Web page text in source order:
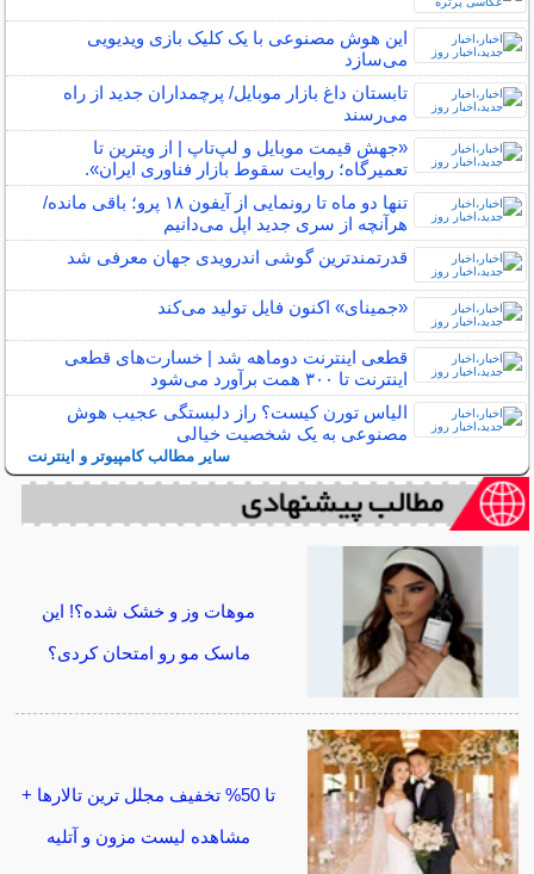
این هوش مصنوعی با یک کلیک بازی ویدیویی
می‌سازد
تابستان داغ بازار موبایل/ پرچمداران جدید از راه
می‌رسند
«جهش قیمت موبایل و لپ‌تاپ | از ویترین تا
تعمیرگاه؛ روایت سقوط بازار فناوری ایران».
تنها دو ماه تا رونمایی از آیفون ۱۸ پرو؛ باقی مانده/
هرآنچه از سری جدید اپل می‌دانیم
قدرتمندترین گوشی اندرویدی جهان معرفی شد
«جمینای» اکنون فایل تولید می‌کند
قطعی اینترنت دوماهه شد | خسارت‌های قطعی
اینترنت تا ۳۰۰ همت برآورد می‌شود
الیاس تورن کیست؟ راز دلبستگی عجیب هوش
مصنوعی به یک شخصیت خیالی
سایر مطالب کامپیوتر و اینترنت
موهات وز و خشک شده؟! این
ماسک مو رو امتحان کردی؟
تا 50% تخفیف مجلل ترین تالارها +
مشاهده لیست مزون و آتلیه